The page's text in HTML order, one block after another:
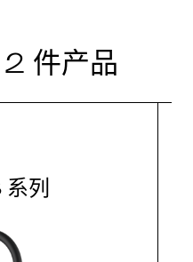
2 件产品
列